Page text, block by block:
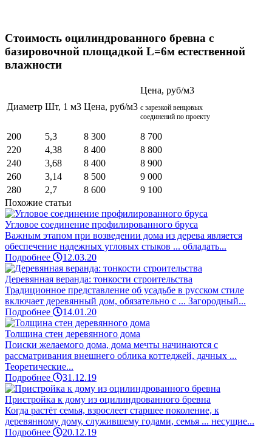
Стоимость оцилиндрованного бревна с
базировочной площадкой L=6м естественной
влажности
Диаметр Шт, 1 м3 Цена, руб/м3
Цена, руб/м3
с зарезкой венцовых
соединений по проекту
200 5,3 8 300
8 700
220
4,38 8 400
8 800
240
3,68 8 400
8 900
260
3,14 8 500
9 000
280
2,7 8 600
9 100
Похожие статьи
Угловое соединение профилированного бруса
Важным этапом при возведении дома из дерева является
обеспечение надежных угловых стыков ... обладать...
Подробнее
12.03.20
Деревянная веранда: тонкости строительства
Традиционное представление об усадьбе в русском стиле
включает деревянный дом, обязательно с ... Загородный...
Подробнее
14.01.20
Толщина стен деревянного дома
Поиски желаемого дома, дома мечты начинаются с
рассматривания внешнего облика коттеджей, дачных ...
Теоретические...
Подробнее
31.12.19
Пристройка к дому из оцилиндрованного бревна
Когда растёт семья, взрослеет старшее поколение, к
деревянному дому, служившему годами, семья ... несущие...
Подробнее
20.12.19